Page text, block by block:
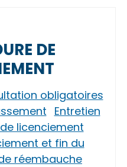
DE
obligatoires
Entretien
licenciement
et fin du
réembauche